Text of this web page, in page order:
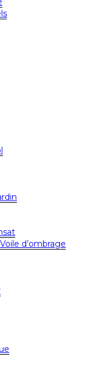
d’ombrage